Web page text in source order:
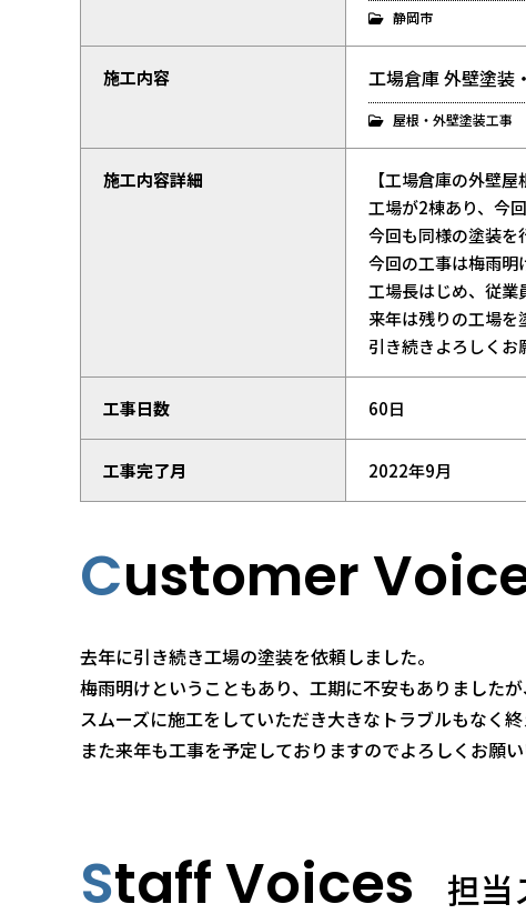
静岡市
施工内容 工場倉庫 外壁塗装
屋根・外壁塗装工事
施工内容詳細
【工場倉庫の外壁屋
工場が2棟あり、今
今回も同様の塗装を
今回の工事は梅雨明
工場長はじめ、従業
来年は残りの工場を
引き続きよろしくお
工事日数 60日
工事完了月 2022年9月
Customer
去年に引き続き工場の塗装を依頼しました。
梅雨明けということもあり、工期に不安もありましたが
スムーズに施工をしていただき大きなトラブルもなく終
また来年も工事を予定しておりますのでよろしくお願い
Staff Voices 担当